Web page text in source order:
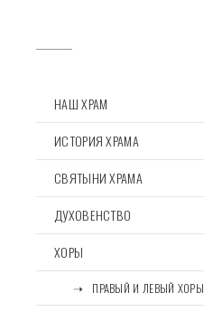
НАШ ХРАМ
ИСТОРИЯ ХРАМА
СВЯТЫНИ ХРАМА
ДУХОВЕНСТВО
ХОРЫ
⠀⠀➝⠀ПРАВЫЙ И ЛЕВЫЙ ХОРЫ